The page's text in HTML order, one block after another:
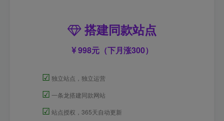
搭建同款站点
998元（下月涨300）
☑ 独立站点，独立运营
☑ 一条龙搭建同款网站
☑ 站点授权，365天自动更新